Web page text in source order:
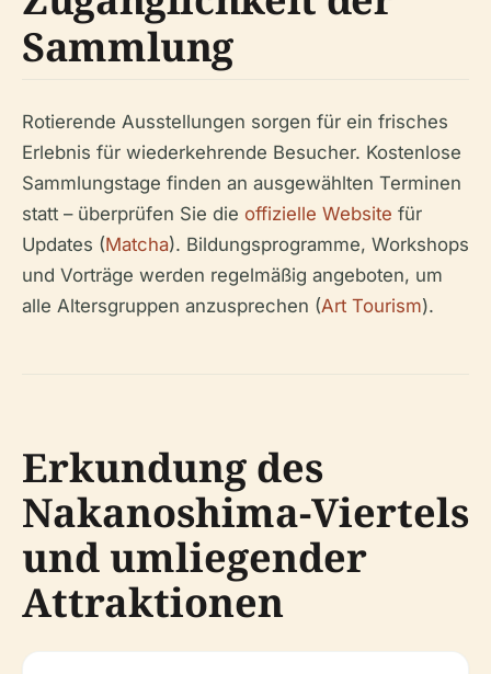
Sammlung
Rotierende Ausstellungen sorgen für ein frisches
Erlebnis für wiederkehrende Besucher. Kostenlose
Sammlungstage finden an ausgewählten Terminen
statt – überprüfen Sie die offizielle Website für
Updates (Matcha). Bildungsprogramme, Workshops
und Vorträge werden regelmäßig angeboten, um
alle Altersgruppen anzusprechen (Art Tourism).
Erkundung des
Nakanoshima-Viertels
und umliegender
Attraktionen